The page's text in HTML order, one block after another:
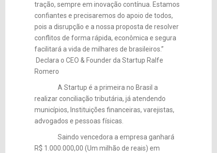
tração, sempre em inovação contínua. Estamos
confiantes e precisaremos do apoio de todos,
pois a disrupção e a nossa proposta de resolver
conflitos de forma rápida, econômica e segura
facilitará a vida de milhares de brasileiros.”
Declara o CEO & Founder da Startup Ralfe
Romero
A Startup é a primeira no Brasil a
realizar conciliação tributária, já atendendo
municípios, Instituições financeiras, varejistas,
advogados e pessoas físicas.
Saindo vencedora a empresa ganhará
R$ 1.000.000,00 (Um milhão de reais) em